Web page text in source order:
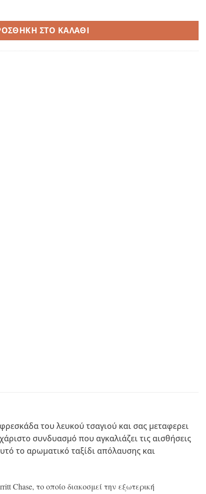
ΣΤΟ ΚΑΛΆΘΙ
του λευκού τσαγιού και σας μεταφερει
συνδυασμό που αγκαλιάζει τις αισθήσεις
το αρωματικό ταξίδι απόλαυσης και
Chase, το οποίο διακοσμεί την εξωτερική